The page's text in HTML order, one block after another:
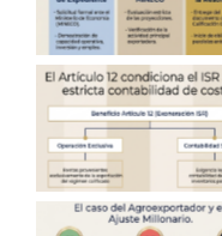
guatemala
decreto 29-89
guatemala